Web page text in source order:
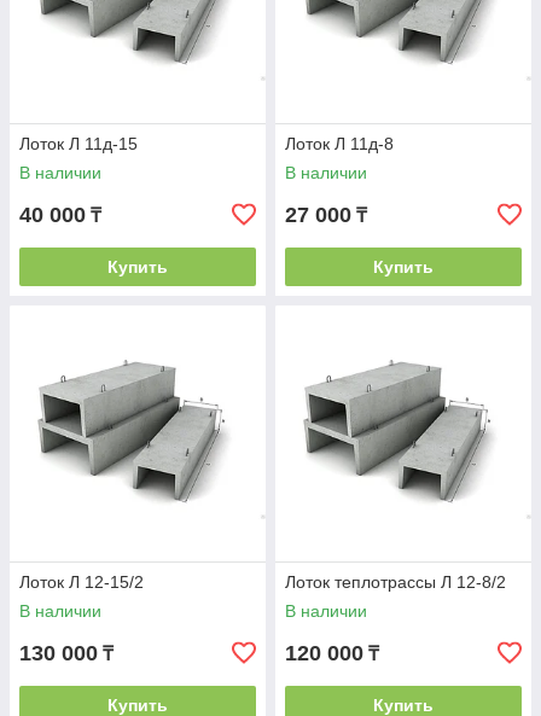
Лоток Л 11д-15
В наличии
40 000 ₸
Купить
Лоток Л 11д-8
В наличии
27 000 ₸
Купить
Лоток Л 12-15/2
В наличии
130 000 ₸
Купить
Лоток теплотрассы Л 12-8/2
В наличии
120 000 ₸
Купить